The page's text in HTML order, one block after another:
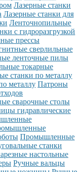
Лазерные станки
Лазерные станки для
Ленточнопильные
с гидроразгрузкой
прессы
сверлильные
ленточные пилы
токарные
станки по металлу
металлу Патроны
сварочные столы
гидравлические
Промышленные
станки
настольные
Ручные вальцы